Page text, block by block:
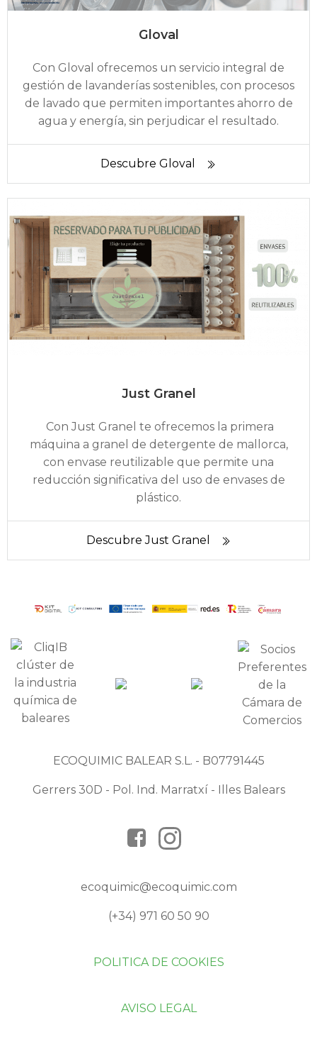
Gloval
Con Gloval ofrecemos un servicio integral de
gestión de lavanderías sostenibles, con procesos
de lavado que permiten importantes ahorro de
agua y energía, sin perjudicar el resultado.
Descubre Gloval
Just Granel
Con Just Granel te ofrecemos la primera
máquina a granel de detergente de mallorca,
con envase reutilizable que permite una
reducción significativa del uso de envases de
plástico.
Descubre Just Granel
ECOQUIMIC BALEAR S.L. - B07791445
Gerrers 30D - Pol. Ind. Marratxí - Illes Balears
ecoquimic@ecoquimic.com
(+34) 971 60 50 90
POLITICA DE COOKIES
AVISO LEGAL